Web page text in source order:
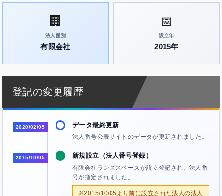
🏢
法人種別
有限会社
📅
設立年
2015年
登記の変更履歴
2020/02/05 データ最終更新
法人番号公表サイトのデータが更新されました。
2015/10/05 新規設立（法人番号登録）
有限会社ランズスペースが設立登記され、法人番
号が指定されました。
※2015/10/05より前に設立された法人の法人